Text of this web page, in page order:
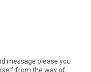
message please you
from the way of